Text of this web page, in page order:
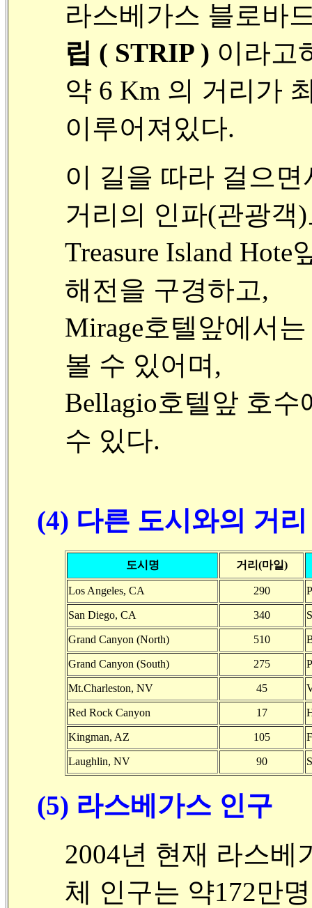
라스베가스 블로바
립 ( STRIP ) 이라고
약 6 Km 의 거리가
이루어져있다.
이 길을 따라 걸으
거리의 인파(관광객
Treasure Island
해전을 구경하고,
Mirage호텔앞에서
볼 수 있어며,
Bellagio호텔앞 호
수 있다.
(4) 다른 도시와의 거
도시명 거리(마일)
Los Angeles, CA 290
San Diego, CA 340
Grand Canyon (North) 510
Grand Canyon (South) 275
Mt.Charleston, NV 45
Red Rock Canyon 17
Kingman, AZ 105
Laughlin, NV 90
(5) 라스베가스 인구
2004년 현재 라스베
체 인구는 약172만